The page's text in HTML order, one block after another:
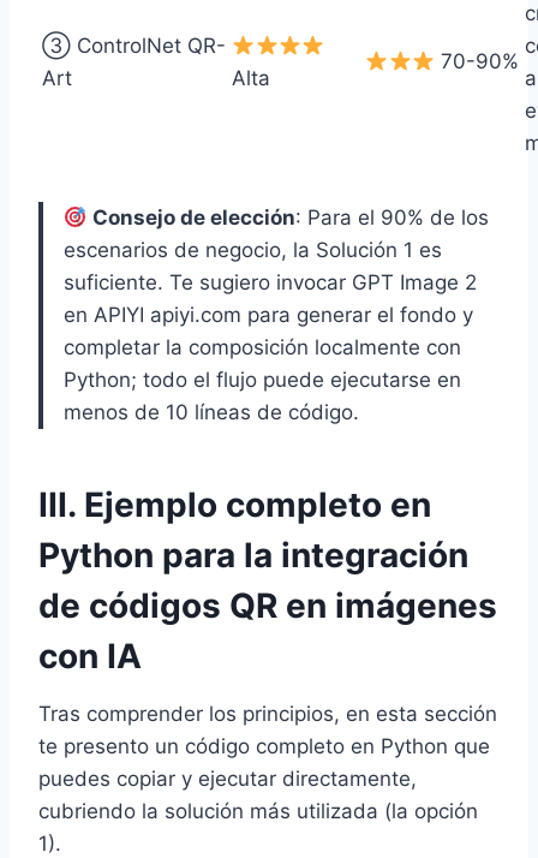
③ ControlNet QR-
Art
Alta
70-90%
Consejo de elección: Para el 90% de los
escenarios de negocio, la Solución 1 es
suficiente. Te sugiero invocar GPT Image 2
en APIYI apiyi.com para generar el fondo y
completar la composición localmente con
Python; todo el flujo puede ejecutarse en
menos de 10 líneas de código.
III. Ejemplo completo en
Python para la integración
de códigos QR en imágenes
con IA
Tras comprender los principios, en esta sección
te presento un código completo en Python que
puedes copiar y ejecutar directamente,
cubriendo la solución más utilizada (la opción
1).